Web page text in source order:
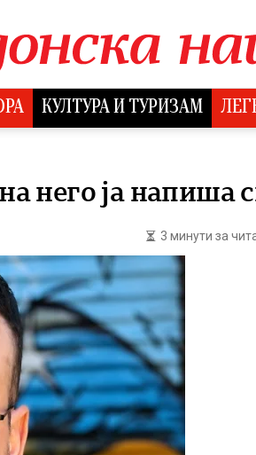
КУЛТУРА И ТУРИЗАМ
него ја напиша
3 минути за